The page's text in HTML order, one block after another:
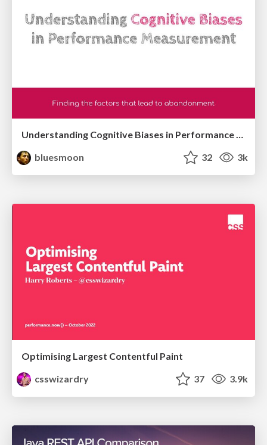
Understanding Cognitive Biases in Performance Measurement
bluesmoon
32 3k
Optimising Largest Contentful Paint
csswizardry
37 3.9k